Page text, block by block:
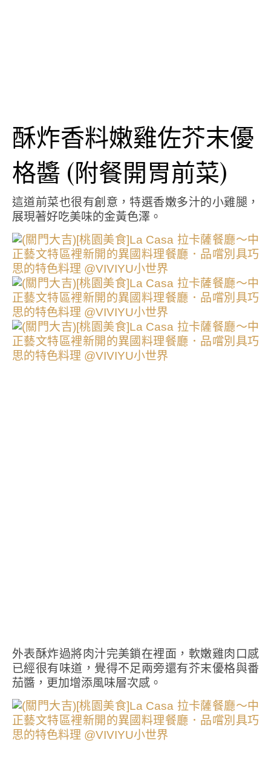
酥炸香料嫩雞佐芥末優
格醬 (附餐開胃前菜)
這道前菜也很有創意，特選香嫩多汁的小雞腿，
展現著好吃美味的金黃色澤。
外表酥炸過將肉汁完美鎖在裡面，軟嫩雞肉口感
已經很有味道，覺得不足兩旁還有芥末優格與番
茄醬，更加增添風味層次感。